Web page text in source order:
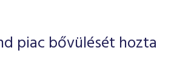
piac bővülését hozta